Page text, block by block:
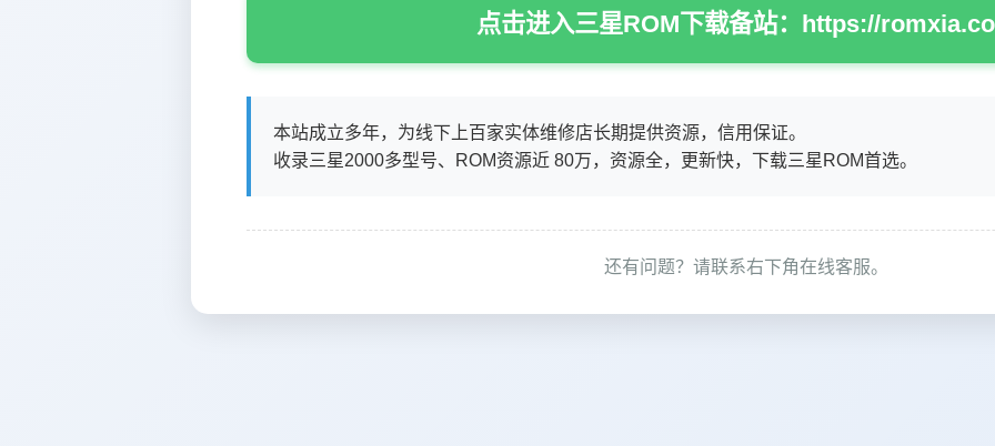
点击进入三星ROM下载备站：https://
本站成立多年，为线下上百家实体维修店长期提供资源，信用保证。
收录三星2000多型号、ROM资源近 80万，资源全，更新快，下载三星ROM首选。
还有问题？请联系右下角在线客服。